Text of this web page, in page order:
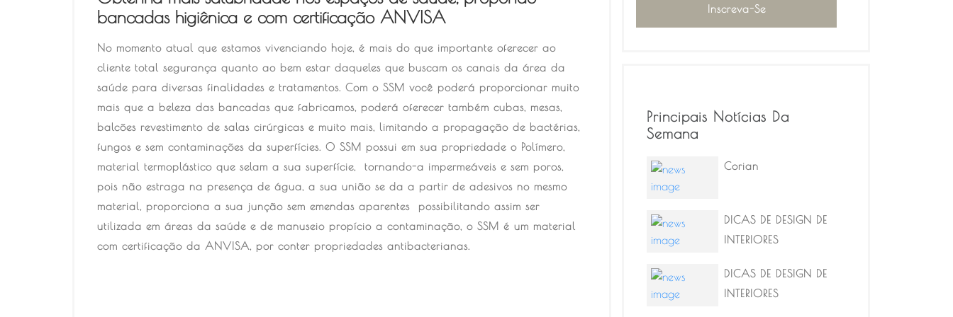
bancadas higiênica e com certificação ANVISA
No momento atual que estamos vivenciando hoje, é mais do que importante oferecer ao
cliente total segurança quanto ao bem estar daqueles que buscam os canais da área da
saúde para diversas finalidades e tratamentos. Com o SSM você poderá proporcionar muito
mais que a beleza das bancadas que fabricamos, poderá oferecer também cubas, mesas,
balcões revestimento de salas cirúrgicas e muito mais, limitando a propagação de bactérias,
fungos e sem contaminações da superfícies. O SSM possui em sua propriedade o Polímero,
material termoplástico que selam a sua superfície, tornando-a impermeáveis e sem poros,
pois não estraga na presença de água, a sua união se da a partir de adesivos no mesmo
material, proporciona a sua junção sem emendas aparentes possibilitando assim ser
utilizada em áreas da saúde e de manuseio propício a contaminação, o SSM é um material
com certificação da ANVISA, por conter propriedades antibacterianas.
Principais Notícias Da
Semana
Corian
DICAS DE DESIGN DE
INTERIORES
DICAS DE DESIGN DE
INTERIORES